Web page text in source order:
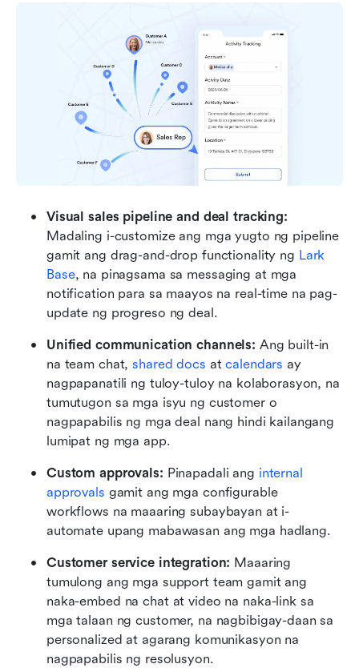
Madaling i-customize ang mga yugto ng pipeline
gamit ang drag-and-drop functionality ng Lark
Base, na pinagsama sa messaging at mga
notification para sa maayos na real-time na pag-
update ng progreso ng deal.
Unified communication channels: Ang built-in
na team chat, shared docs at calendars ay
nagpapanatili ng tuloy-tuloy na kolaborasyon, na
tumutugon sa mga isyu ng customer o
nagpapabilis ng mga deal nang hindi kailangang
lumipat ng mga app.
Custom approvals: Pinapadali ang internal
approvals gamit ang mga configurable
workflows na maaaring subaybayan at i-
automate upang mabawasan ang mga hadlang.
Customer service integration: Maaaring
tumulong ang mga support team gamit ang
naka-embed na chat at video na naka-link sa
mga talaan ng customer, na nagbibigay-daan sa
personalized at agarang komunikasyon na
nagpapabilis ng resolusyon.